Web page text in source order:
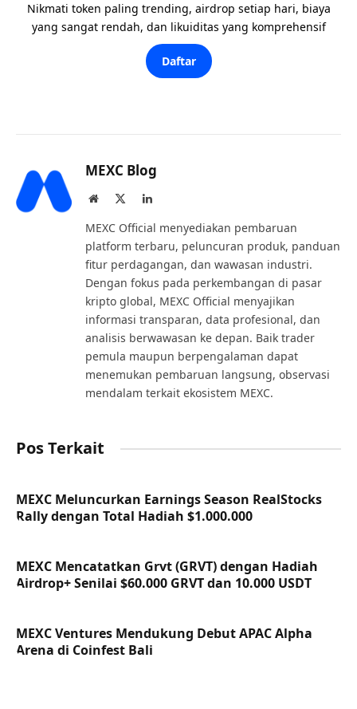
Nikmati token paling trending, airdrop setiap hari, biaya
yang sangat rendah, dan likuiditas yang komprehensif
Daftar
MEXC Blog
Website LinkedIn
MEXC Official menyediakan pembaruan
platform terbaru, peluncuran produk, panduan
fitur perdagangan, dan wawasan industri.
Dengan fokus pada perkembangan di pasar
kripto global, MEXC Official menyajikan
informasi transparan, data profesional, dan
analisis berwawasan ke depan. Baik trader
pemula maupun berpengalaman dapat
menemukan pembaruan langsung, observasi
mendalam terkait ekosistem MEXC.
Pos Terkait
MEXC Meluncurkan Earnings Season RealStocks
Rally dengan Total Hadiah $1.000.000
MEXC Mencatatkan Grvt (GRVT) dengan Hadiah
Airdrop+ Senilai $60.000 GRVT dan 10.000 USDT
MEXC Ventures Mendukung Debut APAC Alpha
Arena di Coinfest Bali